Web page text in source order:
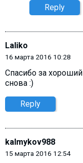
Reply
Laliko
16 марта 2016 10:28
Спасибо за
снова :)
Reply
kalmykov988
15 марта 2016 12:54